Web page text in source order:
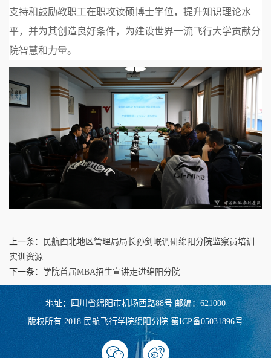
支持和鼓励教职工在职攻读硕博士学位，提升知识理论水
平，并为其创造良好条件，为建设世界一流飞行大学贡献分
院智慧和力量。
上一条：
民航西北地区管理局局长孙剑岷调研绵阳分院监察员培训
实训资源
下一条： 学院首届MBA招生宣讲走进绵阳分院
地址：四川省绵阳市机场西路88号 邮编：621000
版权所有 2018 民航飞行学院绵阳分院 蜀ICP备05031896号